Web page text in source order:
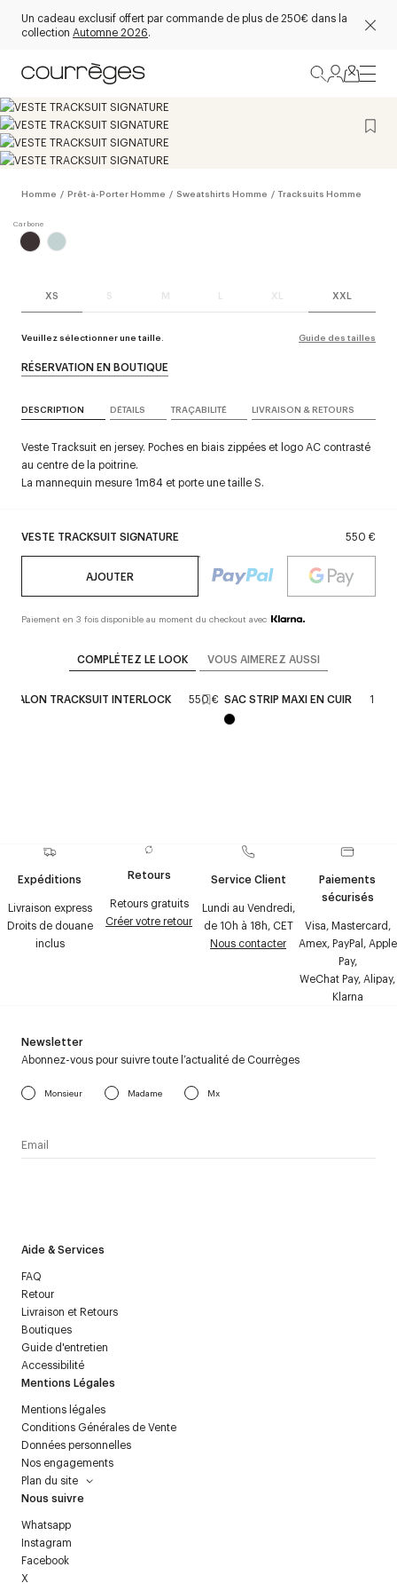
Un cadeau exclusif offert par commande de plus de 250€ dans la
collection Automne 2026.
Homme / Prêt-à-Porter Homme / Sweatshirts Homme / Tracksuits Homme
XS S M L XL XXL
Veuillez sélectionner une taille. Guide des tailles
VESTE TRACKSUIT SIGNATURE 550 €
AJOUTER
Paiement en 3 fois disponible au moment du checkout avec
RÉSERVATION EN BOUTIQUE
DESCRIPTION DÉTAILS TRAÇABILITÉ LIVRAISON & RETOURS
Veste Tracksuit en jersey. Poches en biais zippées et logo AC contrasté
au centre de la poitrine.
La mannequin mesure 1m84 et porte une taille S.
COMPLÉTEZ LE LOOK VOUS AIMEREZ AUSSI
TRACKSUIT INTERLOCK 550 € SAC STRIP MAXI EN CUIR 1
Expéditions
Livraison express
Droits de douane
inclus
Retours
Retours gratuits
Créer votre retour
Service Client
Lundi au Vendredi,
de 10h à 18h, CET
Nous contacter
Paiements
sécurisés
Visa, Mastercard,
Amex, PayPal, Apple
Pay,
WeChat Pay, Alipay,
Klarna
Aide & Services
FAQ
Retour
Livraison et Retours
Boutiques
Guide d'entretien
Accessibilité
Mentions Légales
Mentions légales
Conditions Générales de Vente
Données personnelles
Nos engagements
Plan du site
Nous suivre
Whatsapp
Instagram
Facebook
X
Newsletter
Abonnez-vous pour suivre toute l’actualité de Courrèges
Monsieur Madame Mx